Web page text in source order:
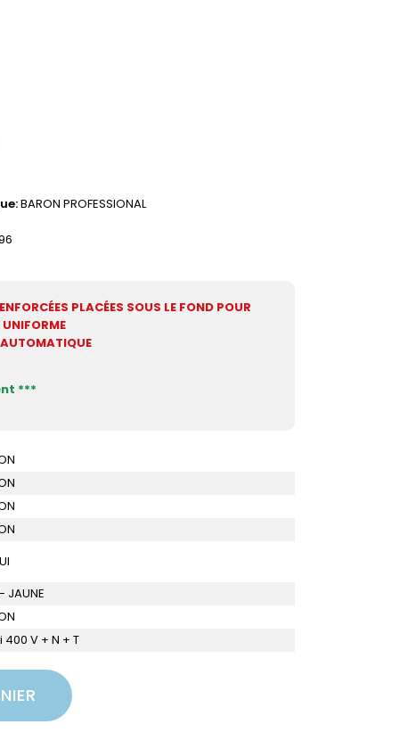
BARON PROFESSIONAL
PLACÉES SOUS LE FOND POUR
UNIFORME
AUTOMATIQUE
***
JAUNE
400 V + N + T